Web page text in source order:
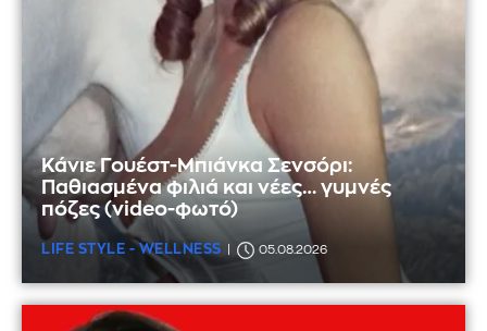
Κάνιε Γουέστ-Μπιάνκα Σενσόρι:
Παθιασμένα φιλιά και νέες… γυμνές
πόζες (video-φωτό)
LIFE STYLE - WELLNESS 05.08.2026